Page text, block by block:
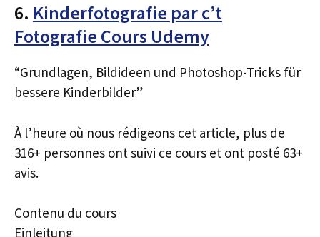
6. Kinderfotografie par c’t
Fotografie Cours Udemy
“Grundlagen, Bildideen und Photoshop-Tricks für
bessere Kinderbilder”
À l’heure où nous rédigeons cet article, plus de
316+ personnes ont suivi ce cours et ont posté 63+
avis.
Contenu du cours
Einleitung